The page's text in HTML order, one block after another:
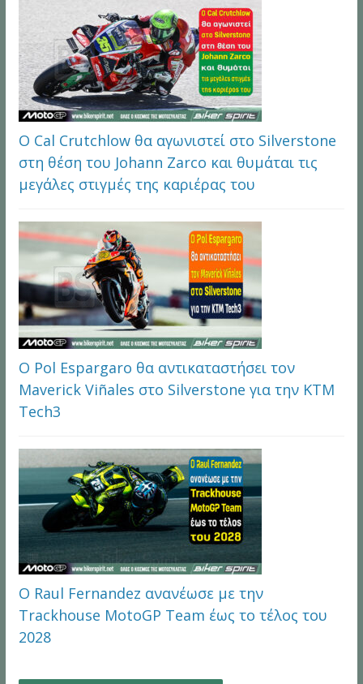
Ο Cal Crutchlow θα αγωνιστεί στο Silverstone
στη θέση του Johann Zarco και θυμάται τις
μεγάλες στιγμές της καριέρας του
Ο Pol Espargaro θα αντικαταστήσει τον
Maverick Viñales στο Silverstone για την KTM
Tech3
Ο Raul Fernandez ανανέωσε με την
Trackhouse MotoGP Team έως το τέλος του
2028